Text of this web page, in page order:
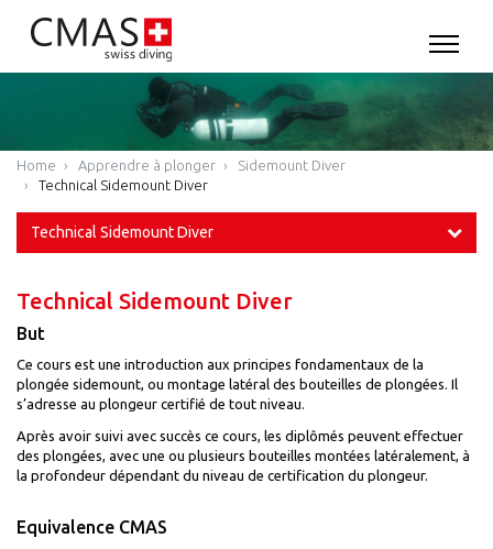
Home Apprendre à plonger
Sidemount Diver
Technical Sidemount Diver
Technical Sidemount Diver
Technical Sidemount Diver
But
Ce cours est une introduction aux principes fondamentaux de la
plongée sidemount, ou montage latéral des bouteilles de plongées. Il
s’adresse au plongeur certifié de tout niveau.
Après avoir suivi avec succès ce cours, les diplômés peuvent effectuer
des plongées, avec une ou plusieurs bouteilles montées latéralement, à
la profondeur dépendant du niveau de certification du plongeur.
Equivalence CMAS